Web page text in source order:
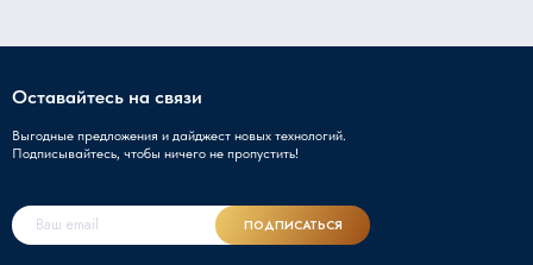
Оставайтесь на связи
Выгодные предложения и дайджест новых технологий.
Подписывайтесь, чтобы ничего не пропустить!
ПОДПИСАТЬСЯ